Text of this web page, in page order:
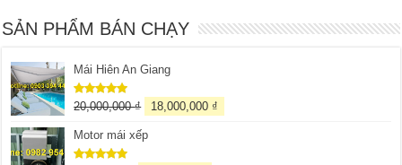
SẢN PHẨM BÁN CHẠY
Mái Hiên An Giang
Được xếp
5 sao
20,000,000₫ 18,000,000 ₫
Motor mái xếp